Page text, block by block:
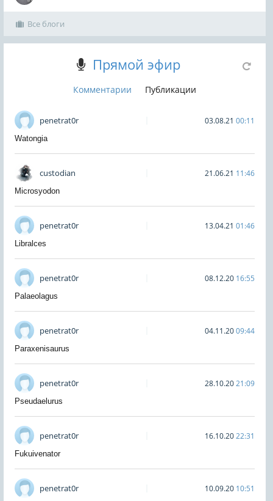
Все блоги
Прямой эфир
Комментарии Публикации
penetrat0r 03.08.21 00:11
Watongia
custodian 21.06.21 11:46
Microsyodon
penetrat0r 13.04.21 01:46
Libralces
penetrat0r 08.12.20 16:55
Palaeolagus
penetrat0r 04.11.2009:44
Paraxenisaurus
penetrat0r 28.10.2021:09
Pseudaelurus
penetrat0r 16.10.2022:31
Fukuivenator
penetrat0r 10.09.20 10:51